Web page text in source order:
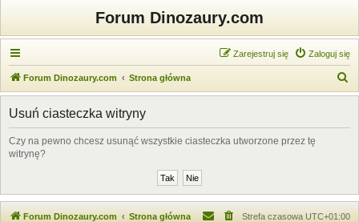
Forum Dinozaury.com
Zaloguj się
Zarejestruj się
Forum Dinozaury.com Strona główna
z
Usuń ciasteczka witryny
Czy na pewno chcesz usunąć wszystkie ciasteczka utworzone przez tę
witrynę?
Forum Dinozaury.com Strona główna Strefa czasowa UTC+01:00